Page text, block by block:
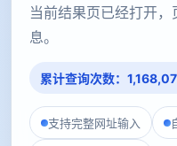
当前结果页已经打开
息。
累计查询次数：
支持完整网址输入